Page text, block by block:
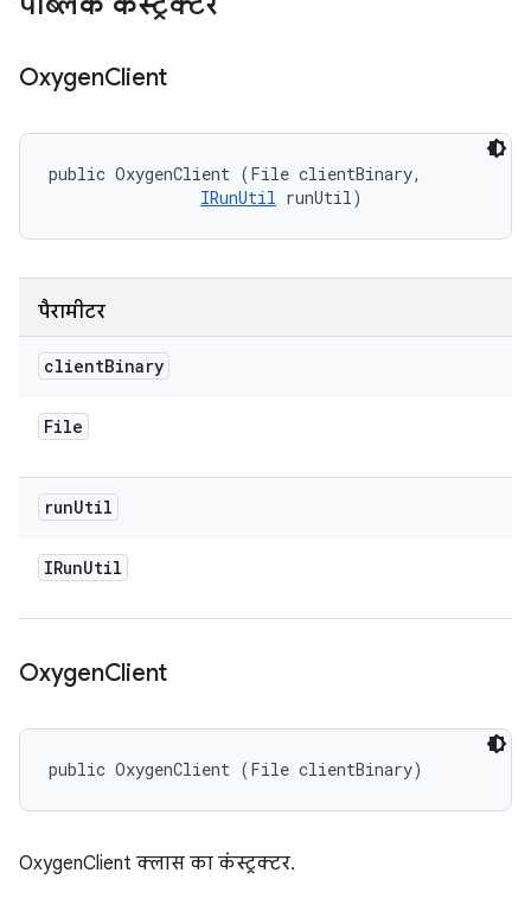
OxygenClient
public OxygenClient (File clientBinary,
IRunUtil runUtil)
पैरामीटर
clientBinary
File
runUtil
IRunUtil
OxygenClient
public OxygenClient (File clientBinary)
OxygenClient क्लास का कंस्ट्रक्टर.